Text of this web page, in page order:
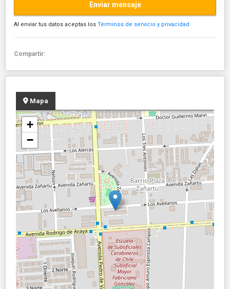
Enviar mensaje
Al enviar tus datos aceptas los Términos de servicio y privacidad
Compartir:
Mapa
+
−